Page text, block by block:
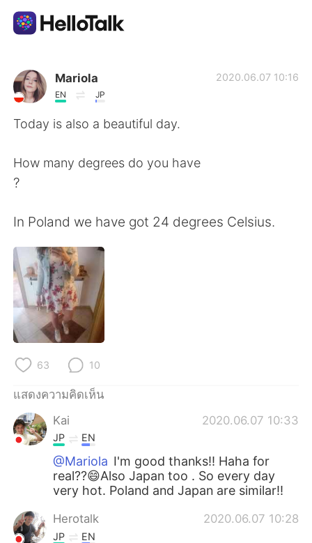
แอปแลกเปลี่ยนทางภาษา
AI Grammar Checker
繁體中文
العربية
Deutsch
Indonesia
Türkçe
Português
Mariola
EN JP
2020.06.07 10:16
Today is also a beautiful day.
How many degrees do you have
?
In Poland we have got 24 degrees Celsius.
63 10
แสดงความคิดเห็น
Kai
2020.06.07 10:33
JP EN
@Mariola I'm good thanks!! Haha for
real??😄Also Japan too . So every day
very hot. Poland and Japan are similar!!
Herotalk 2020.06.07 10:28
JP EN